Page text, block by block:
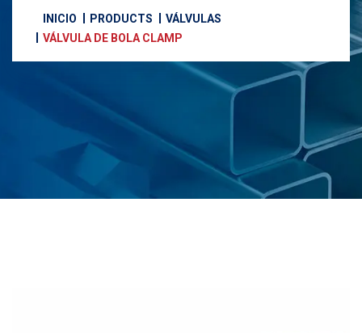
INICIO PRODUCTS
VÁLVULAS
VÁLVULA DE BOLA CLAMP